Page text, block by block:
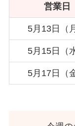
営業日
5月13日（
5月15日（
5月17日（